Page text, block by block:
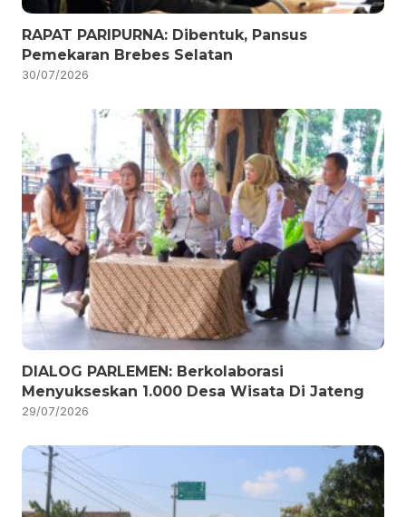
RAPAT PARIPURNA: Dibentuk, Pansus
Pemekaran Brebes Selatan
30/07/2026
DIALOG PARLEMEN: Berkolaborasi
Menyukseskan 1.000 Desa Wisata Di Jateng
29/07/2026